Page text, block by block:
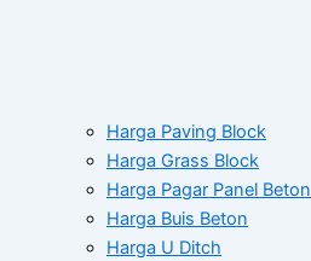
Harga Paving Block
Harga Grass Block
Harga Pagar Panel Beton
Harga Buis Beton
Harga U Ditch